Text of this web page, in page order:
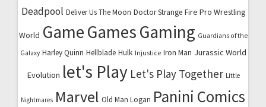
Deadpool Deliver Us The Moon Doctor Strange Fire Pro Wrestling
World GameGamesGaming Guardians of the
Galaxy Harley Quinn Hellblade Hulk Injustice Iron Man Jurassic World
Evolution let's Play Let's Play Together Little
Nightmares Marvel Old Man Logan Panini Comics